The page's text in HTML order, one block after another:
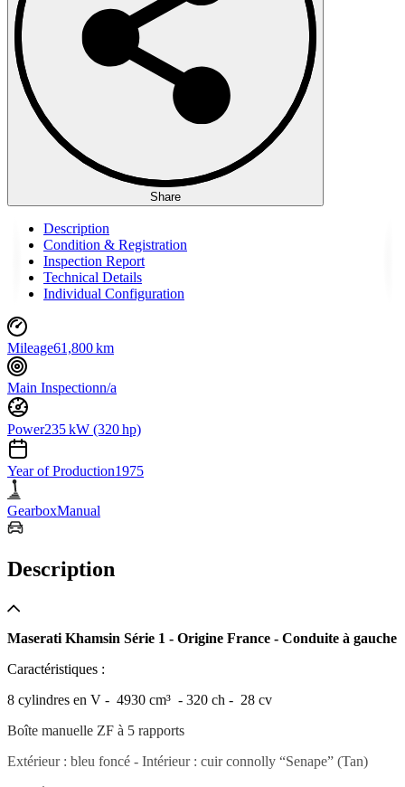
Share
Description
Condition & Registration
Inspection Report
Technical Details
Individual Configuration
Mileage61,800 km
Main Inspectionn/a
Power235 kW (320 hp)
Year of Production1975
GearboxManual
Description
Maserati Khamsin Série 1 - Origine France - Conduite à gauche
Caractéristiques :
8 cylindres en V - 4930 cm³ - 320 ch - 28 cv
Boîte manuelle ZF à 5 rapports
Extérieur : bleu foncé - Intérieur : cuir connolly “Senape” (Tan)